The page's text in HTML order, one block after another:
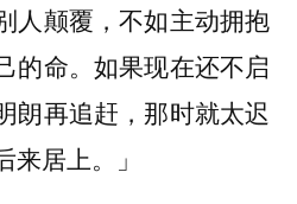
人颠覆，不如主动拥抱
的命。如果现在还不启
朗再追赶，那时就太迟
居上。」